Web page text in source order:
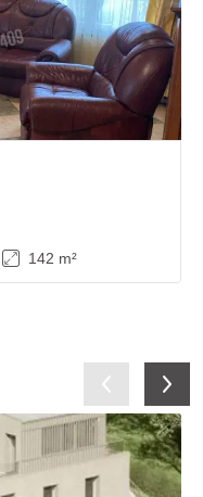
142 m²